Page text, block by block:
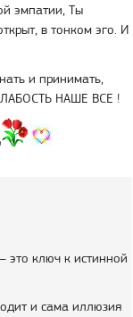
эмпатии, Ты
в тонком эго. И
и принимать,
НАШЕ ВСЕ !
ключ к истинной
и сама иллюзия